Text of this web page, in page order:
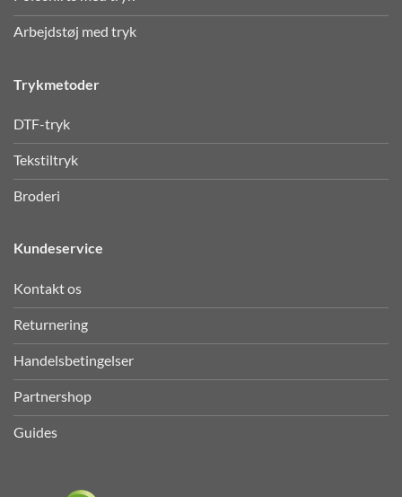
Arbejdstøj med tryk
Trykmetoder
DTF-tryk
Tekstiltryk
Broderi
Kundeservice
Kontakt os
Returnering
Handelsbetingelser
Partnershop
Guides